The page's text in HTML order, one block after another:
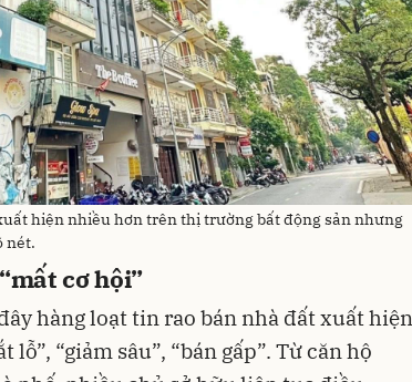
hiện nhiều hơn trên thị trường bất động sản nhưng
nét.
cơ hội”
hàng loạt tin rao bán nhà đất xuất hiện
“giảm sâu”, “bán gấp”. Từ căn hộ